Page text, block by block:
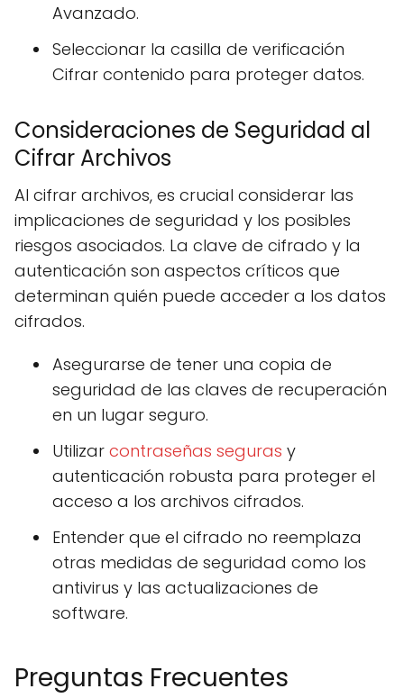
Avanzado.
Seleccionar la casilla de verificación
Cifrar contenido para proteger datos.
Consideraciones de Seguridad al
Cifrar Archivos
Al cifrar archivos, es crucial considerar las
implicaciones de seguridad y los posibles
riesgos asociados. La clave de cifrado y la
autenticación son aspectos críticos que
determinan quién puede acceder a los datos
cifrados.
Asegurarse de tener una copia de
seguridad de las claves de recuperación
en un lugar seguro.
Utilizar contraseñas seguras y
autenticación robusta para proteger el
acceso a los archivos cifrados.
Entender que el cifrado no reemplaza
otras medidas de seguridad como los
antivirus y las actualizaciones de
software.
Preguntas Frecuentes